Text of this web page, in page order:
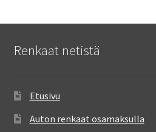
Renkaat netistä
Etusivu
Auton renkaat osamaksulla